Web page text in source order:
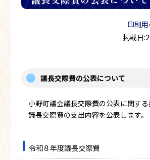
印刷
掲載日
議長交際費の公表について
小野町議会議長交際費の公表に関する
議長交際費の支出内容を公表します。
令和８年度議長交際費